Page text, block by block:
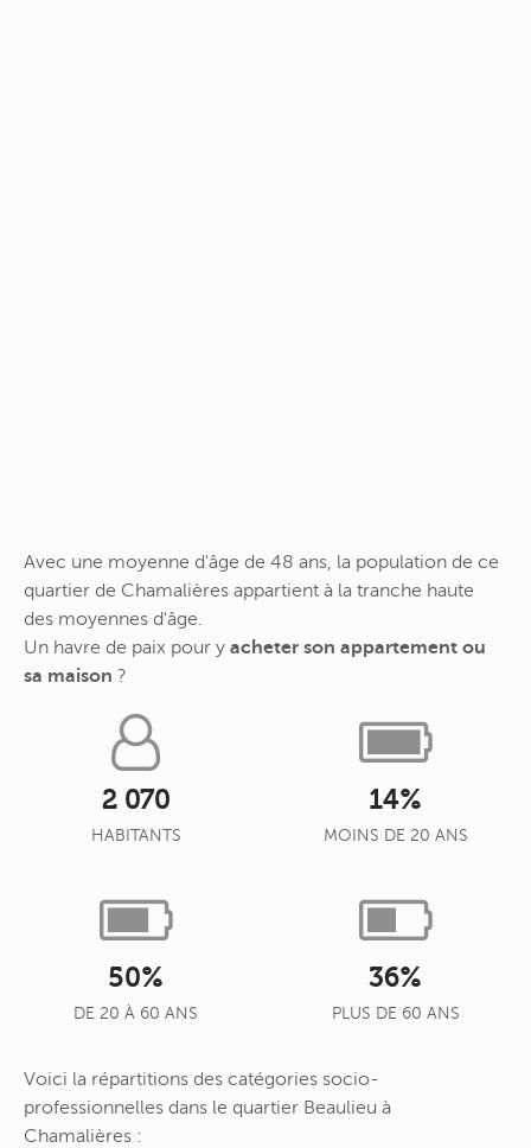
Avec une moyenne d'âge de 48 ans, la population de ce
quartier de Chamalières appartient à la tranche haute
des moyennes d'âge.
Un havre de paix pour y acheter son appartement ou
sa maison ?
2 070
HABITANTS
14%
MOINS DE 20 ANS
50%
DE 20 À 60 ANS
36%
PLUS DE 60 ANS
Voici la répartitions des catégories socio-
professionnelles dans le quartier Beaulieu à
Chamalières :